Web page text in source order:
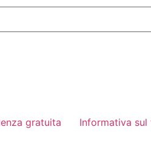
gratuita Informativa